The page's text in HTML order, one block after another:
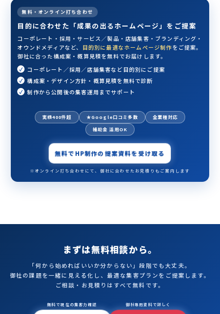
無料・オンライン打ち合わせ
目的に合わせた「成果の出るホームページ」をご提案
コーポレート・採用・サービス／製品・店舗集客・ブランディング・
オウンドメディアなど、 目的別に最適なホームページ制作をご提案。
御社に合った構成案・概算見積を無料でお届けします。
コーポレート／採用／店舗集客など目的別にご提案
構成案・デザイン方針・概算見積を無料で診断
制作から公開後の集客運用までサポート
実績400件超 ★Google口コミ多数
全業種対応
補助金 活用OK
無料でHP制作の提案資料を受け取る
※オンライン打ち合わせにて、御社に合わせたお見積りもご案内します
まずは無料相談から。
「何から始めればいいか分からない」段階でも大丈夫。
御社の課題を一緒に見える化し、最適な集客プランをご提案します。
ご相談・お見積りはすべて無料です。
無料で現在の集客力確認 御社専用資料で詳しく